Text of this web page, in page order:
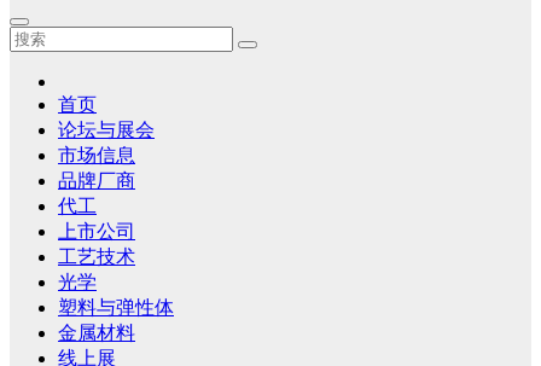
首页
论坛与展会
市场信息
品牌厂商
代工
上市公司
工艺技术
光学
塑料与弹性体
金属材料
线上展